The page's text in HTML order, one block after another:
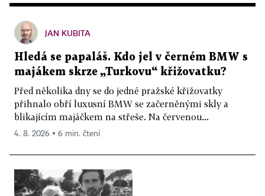
JAN KUBITA
Hledá se papaláš. Kdo jel v černém BMW s
majákem skrze „Turkovu“ křižovatku?
Před několika dny se do jedné pražské křižovatky
přihnalo obří luxusní BMW se začerněnými skly a
blikajícím majáčkem na střeše. Na červenou...
4. 8. 2026 ▪ 6 min. čtení